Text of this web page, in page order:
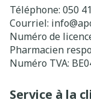
Téléphone: 050
Courriel: info@
Numéro de
Pharmacien
Numéro TVA:
Service à la